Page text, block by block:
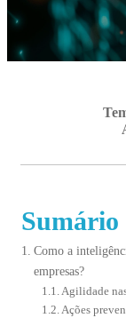
Sumário
Como a
empresas?
Agilidade
Ações